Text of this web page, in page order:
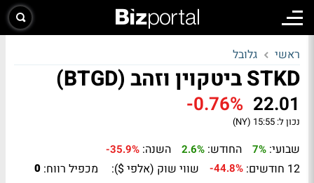
ראשי גלובל
STKD ביטקוין וזהב (BTGD)
22.01
-0.76%
נכון ל: 15:55 (NY)
שבועי: 7% החודש: 2.6% השנה: -35.9%
12 חודשים: -44.8% שווי שוק (אלפי $): מכפיל רווח: 0